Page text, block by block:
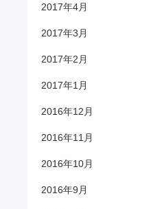
2017年4月
2017年3月
2017年2月
2017年1月
2016年12月
2016年11月
2016年10月
2016年9月